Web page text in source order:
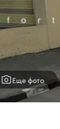
Еще фото